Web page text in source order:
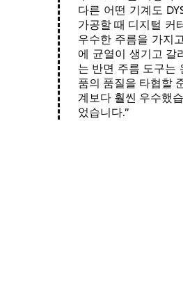
다른 어떤 기계도
가공할 때 디지털 커
우수한 주름을 가지
에 균열이 생기고 갈
는 반면 주름 도구는
품의 품질을 타협할
계보다 훨씬 우수했
었습니다.